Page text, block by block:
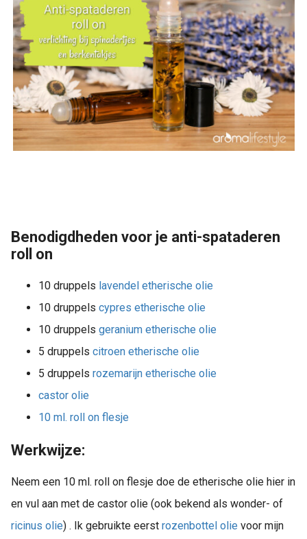
Benodigdheden voor je anti-spataderen
roll on
10 druppels lavendel etherische olie
10 druppels cypres etherische olie
10 druppels geranium etherische olie
5 druppels citroen etherische olie
5 druppels rozemarijn etherische olie
castor olie
10 ml. roll on flesje
Werkwijze:
Neem een 10 ml. roll on flesje doe de etherische olie hier in
en vul aan met de castor olie (ook bekend als wonder- of
ricinus olie) . Ik gebruikte eerst rozenbottel olie voor mijn